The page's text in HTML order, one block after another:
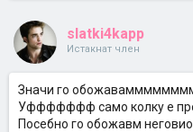
slatki4kapp
Истакнат член
Значи го
Уффффффф само колку е
Посебно го обожавм